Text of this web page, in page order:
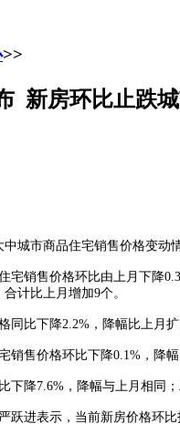
>>
新房环比止跌
市商品住宅销售价格变动
销售价格环比由上月下降
计比上月增加9个。
下降2.2%，降幅比上月扩
价格环比下降0.1%，降幅
7.6%，降幅与上月相同；
进表示，当前新房价格环比